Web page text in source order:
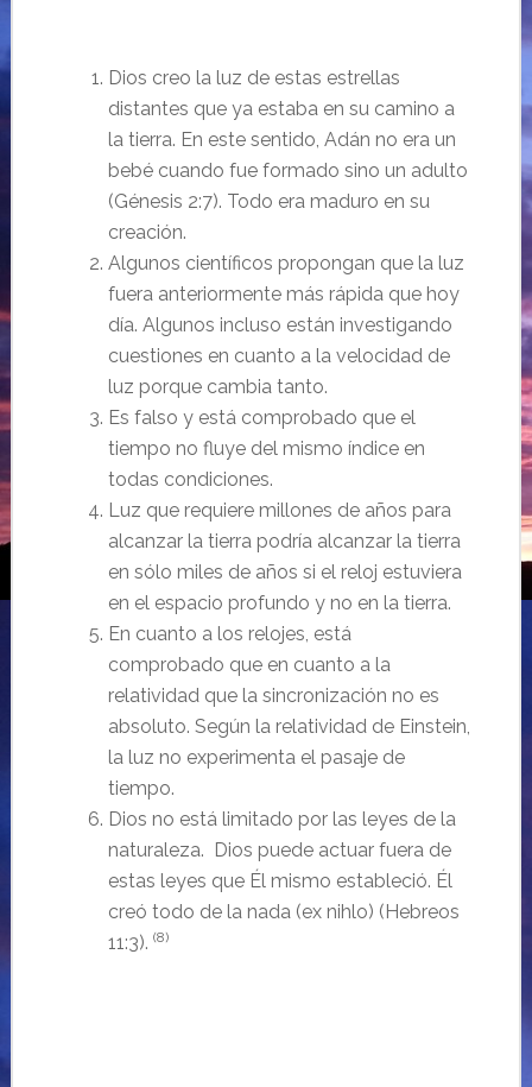
Dios creo la luz de estas estrellas
distantes que ya estaba en su camino a
la tierra. En este sentido, Adán no era un
bebé cuando fue formado sino un adulto
(Génesis 2:7). Todo era maduro en su
creación.
Algunos científicos propongan que la luz
fuera anteriormente más rápida que hoy
día. Algunos incluso están investigando
cuestiones en cuanto a la velocidad de
luz porque cambia tanto.
Es falso y está comprobado que el
tiempo no fluye del mismo índice en
todas condiciones.
Luz que requiere millones de años para
alcanzar la tierra podría alcanzar la tierra
en sólo miles de años si el reloj estuviera
en el espacio profundo y no en la tierra.
En cuanto a los relojes, está
comprobado que en cuanto a la
relatividad que la sincronización no es
absoluto. Según la relatividad de Einstein,
la luz no experimenta el pasaje de
tiempo.
Dios no está limitado por las leyes de la
naturaleza. Dios puede actuar fuera de
estas leyes que Él mismo estableció. Él
creó todo de la nada (ex nihlo) (Hebreos
11:3). (8)